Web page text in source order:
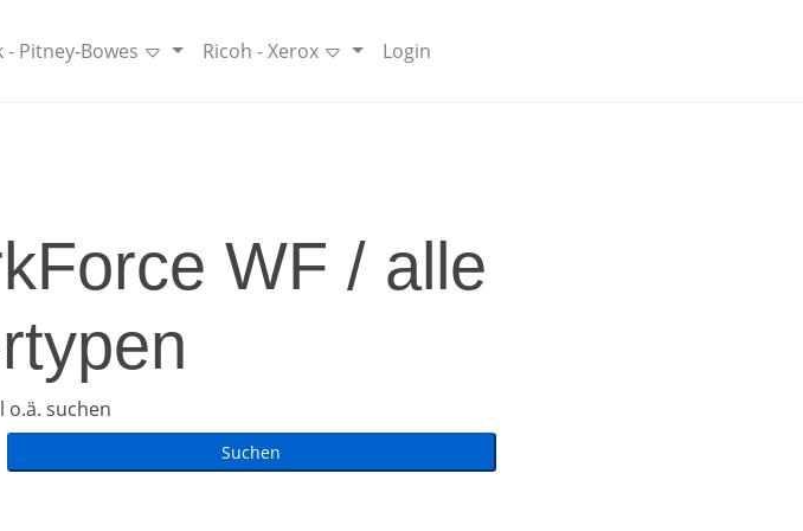
- Pitney-Bowes Ricoh - Xerox Login
WF / alle
suchen